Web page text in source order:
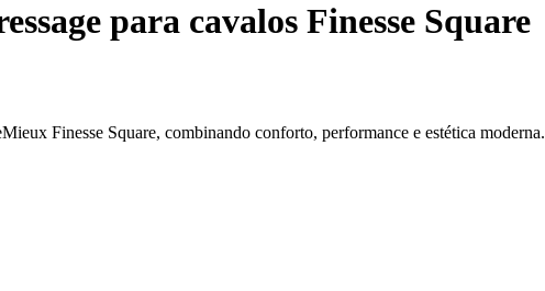
para cavalos Finesse Square
Finesse Square, combinando conforto, performance e estética moderna.